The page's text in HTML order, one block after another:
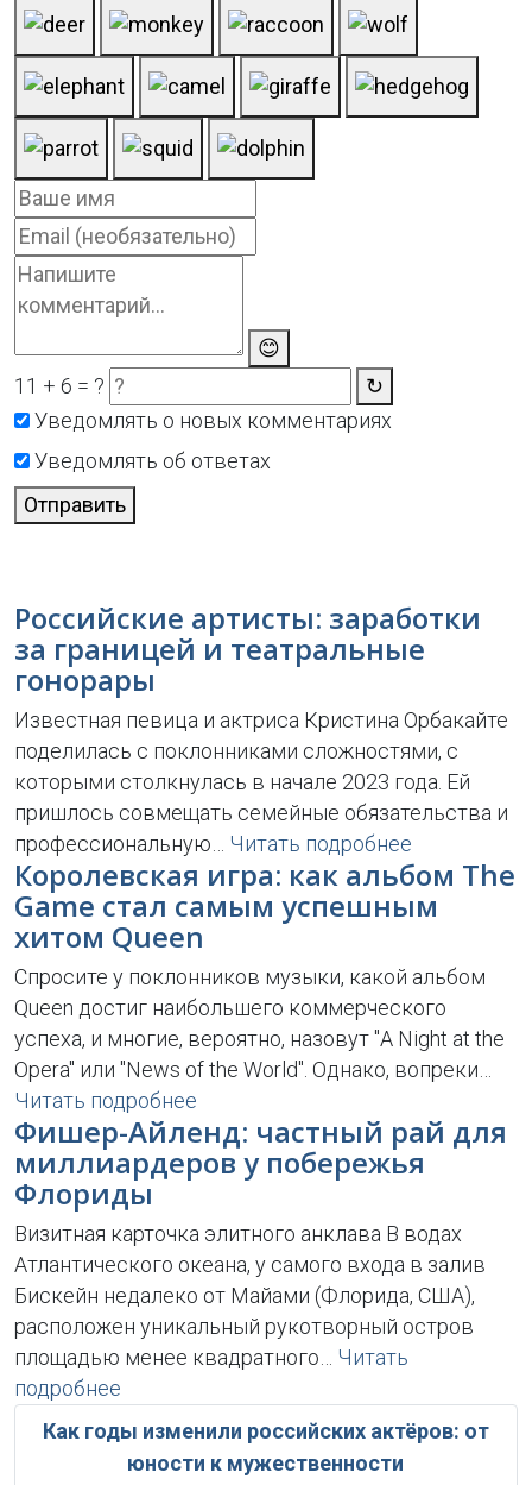
😊
11 + 6 = ?
↻
Уведомлять о новых комментариях
Уведомлять об ответах
Отправить
Российские артисты: заработки
за границей и театральные
гонорары
Известная певица и актриса Кристина Орбакайте
поделилась с поклонниками сложностями, с
которыми столкнулась в начале 2023 года. Ей
пришлось совмещать семейные обязательства и
профессиональную… Читать подробнее
Королевская игра: как альбом The
Game стал самым успешным
хитом Queen
Спросите у поклонников музыки, какой альбом
Queen достиг наибольшего коммерческого
успеха, и многие, вероятно, назовут "A Night at the
Opera" или "News of the World". Однако, вопреки…
Читать подробнее
Фишер-Айленд: частный рай для
миллиардеров у побережья
Флориды
Визитная карточка элитного анклава В водах
Атлантического океана, у самого входа в залив
Бискейн недалеко от Майами (Флорида, США),
расположен уникальный рукотворный остров
площадью менее квадратного… Читать
подробнее
Как годы изменили российских актёров: от
юности к мужественности